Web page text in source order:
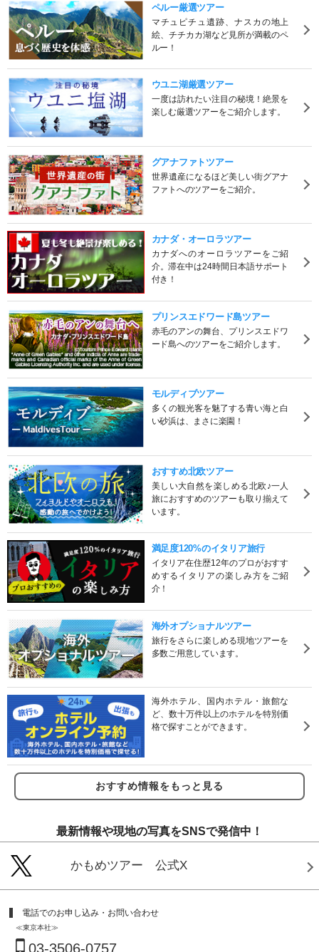
ペルー厳選ツアー
マチュピチュ遺跡、ナスカの地上
絵、チチカカ湖など見所が満載のペ
ルー！
ウユニ湖厳選ツアー
一度は訪れたい注目の秘境！絶景を
楽しむ厳選ツアーをご紹介します。
グアナファトツアー
世界遺産になるほど美しい街グアナ
ファトへのツアーをご紹介。
カナダ・オーロラツアー
カナダへのオーロラツアーをご紹
介。滞在中は24時間日本語サポート
付き！
プリンスエドワード島ツアー
赤毛のアンの舞台、プリンスエドワ
ード島へのツアーをご紹介します。
モルディブツアー
多くの観光客を魅了する青い海と白
い砂浜は、まさに楽園！
おすすめ北欧ツアー
美しい大自然を楽しめる北欧♪一人
旅におすすめのツアーも取り揃えて
います。
満足度120%のイタリア旅行
イタリア在住歴12年のプロがおすす
めするイタリアの楽しみ方をご紹
介！
海外オプショナルツアー
旅行をさらに楽しめる現地ツアーを
多数ご用意しています。
海外ホテル、国内ホテル・旅館な
ど、数十万件以上のホテルを特別価
格で探すことができます。
おすすめ情報をもっと見る
最新情報や現地の写真をSNSで発信中！
かもめツアー 公式X
電話でのお申し込み・お問い合わせ
≪東京本社≫
03-3506-0757